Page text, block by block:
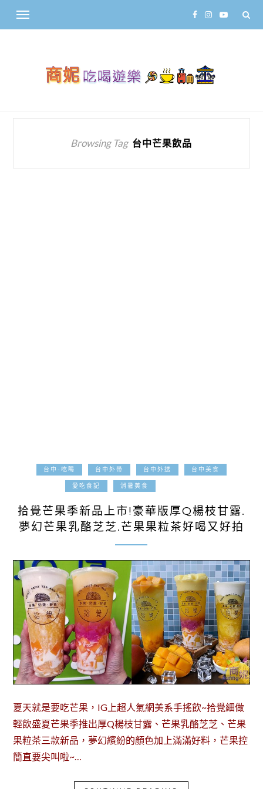
Browsing Tag 台中芒果飲品
台中-吃喝 台中外帶 台中外送 台中美食
愛吃食記 消暑美食
拾覺芒果季新品上市!豪華版厚Q楊枝甘露.
夢幻芒果乳酪芝芝.芒果果粒茶好喝又好拍
夏天就是要吃芒果，IG上超人氣網美系手搖飲~拾覺細做
輕飲盛夏芒果季推出厚Q楊枝甘露、芒果乳酪芝芝、芒果
果粒茶三款新品，夢幻繽紛的顏色加上滿滿好料，芒果控
簡直要尖叫啦~…